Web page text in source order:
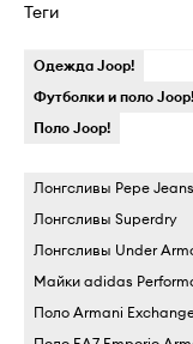
Теги
Одежда Joop!
Футболки и поло Joop!
Поло Joop!
Лонгсливы Pepe Jeans
Лонгсливы Superdry
Лонгсливы Under
Майки adidas
Поло Armani